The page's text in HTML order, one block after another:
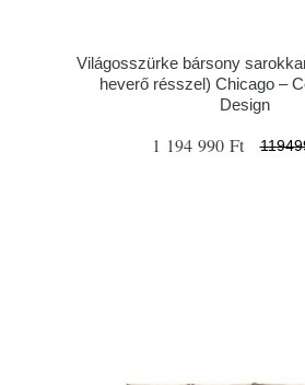
Világosszürke bársony
heverő résszel) Chicago –
Design
1 194 990 Ft